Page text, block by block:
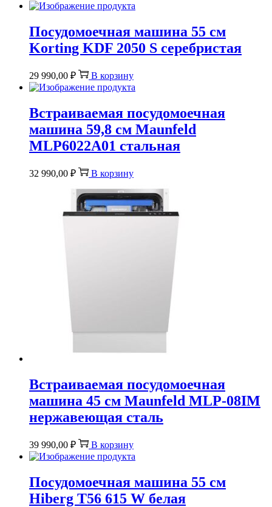
Посудомоечная машина 55 см
Korting KDF 2050 S серебристая
29 990,00 ₽ В корзину
Встраиваемая посудомоечная
машина 59,8 см Maunfeld
MLP6022A01 стальная
32 990,00 ₽ В корзину
Встраиваемая посудомоечная
машина 45 см Maunfeld MLP-08IM
нержавеющая сталь
39 990,00 ₽ В корзину
Посудомоечная машина 55 см
Hiberg T56 615 W белая